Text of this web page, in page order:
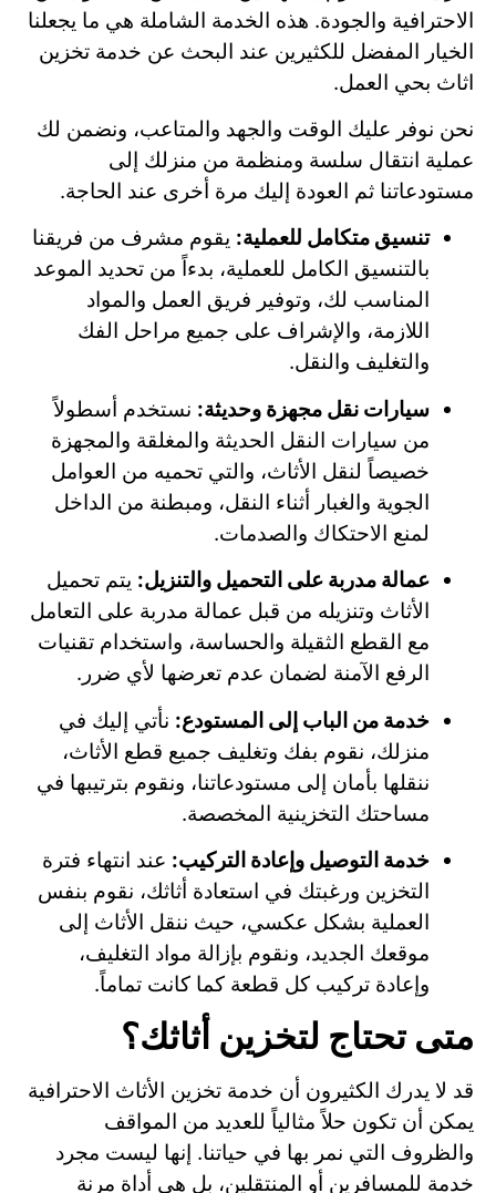
الاحترافية والجودة. هذه الخدمة الشاملة هي ما يجعلنا
الخيار المفضل للكثيرين عند البحث عن خدمة تخزين
اثاث بحي العمل.
نحن نوفر عليك الوقت والجهد والمتاعب، ونضمن لك
عملية انتقال سلسة ومنظمة من منزلك إلى
مستودعاتنا ثم العودة إليك مرة أخرى عند الحاجة.
تنسيق متكامل للعملية: يقوم مشرف من فريقنا
بالتنسيق الكامل للعملية، بدءاً من تحديد الموعد
المناسب لك، وتوفير فريق العمل والمواد
اللازمة، والإشراف على جميع مراحل الفك
والتغليف والنقل.
سيارات نقل مجهزة وحديثة: نستخدم أسطولاً
من سيارات النقل الحديثة والمغلقة والمجهزة
خصيصاً لنقل الأثاث، والتي تحميه من العوامل
الجوية والغبار أثناء النقل، ومبطنة من الداخل
لمنع الاحتكاك والصدمات.
عمالة مدربة على التحميل والتنزيل: يتم تحميل
الأثاث وتنزيله من قبل عمالة مدربة على التعامل
مع القطع الثقيلة والحساسة، واستخدام تقنيات
الرفع الآمنة لضمان عدم تعرضها لأي ضرر.
خدمة من الباب إلى المستودع: نأتي إليك في
منزلك، نقوم بفك وتغليف جميع قطع الأثاث،
ننقلها بأمان إلى مستودعاتنا، ونقوم بترتيبها في
مساحتك التخزينية المخصصة.
خدمة التوصيل وإعادة التركيب: عند انتهاء فترة
التخزين ورغبتك في استعادة أثاثك، نقوم بنفس
العملية بشكل عكسي، حيث ننقل الأثاث إلى
موقعك الجديد، ونقوم بإزالة مواد التغليف،
وإعادة تركيب كل قطعة كما كانت تماماً.
متى تحتاج لتخزين أثاثك؟
قد لا يدرك الكثيرون أن خدمة تخزين الأثاث الاحترافية
يمكن أن تكون حلاً مثالياً للعديد من المواقف
والظروف التي نمر بها في حياتنا. إنها ليست مجرد
خدمة للمسافرين أو المنتقلين، بل هي أداة مرنة